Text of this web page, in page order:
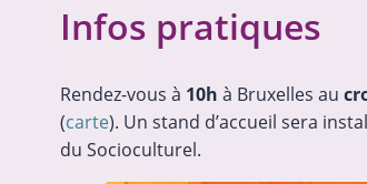
Infos pratiques
Rendez-vous à 10h à Bruxelles au
(carte). Un stand d’accueil sera
du Socioculturel.